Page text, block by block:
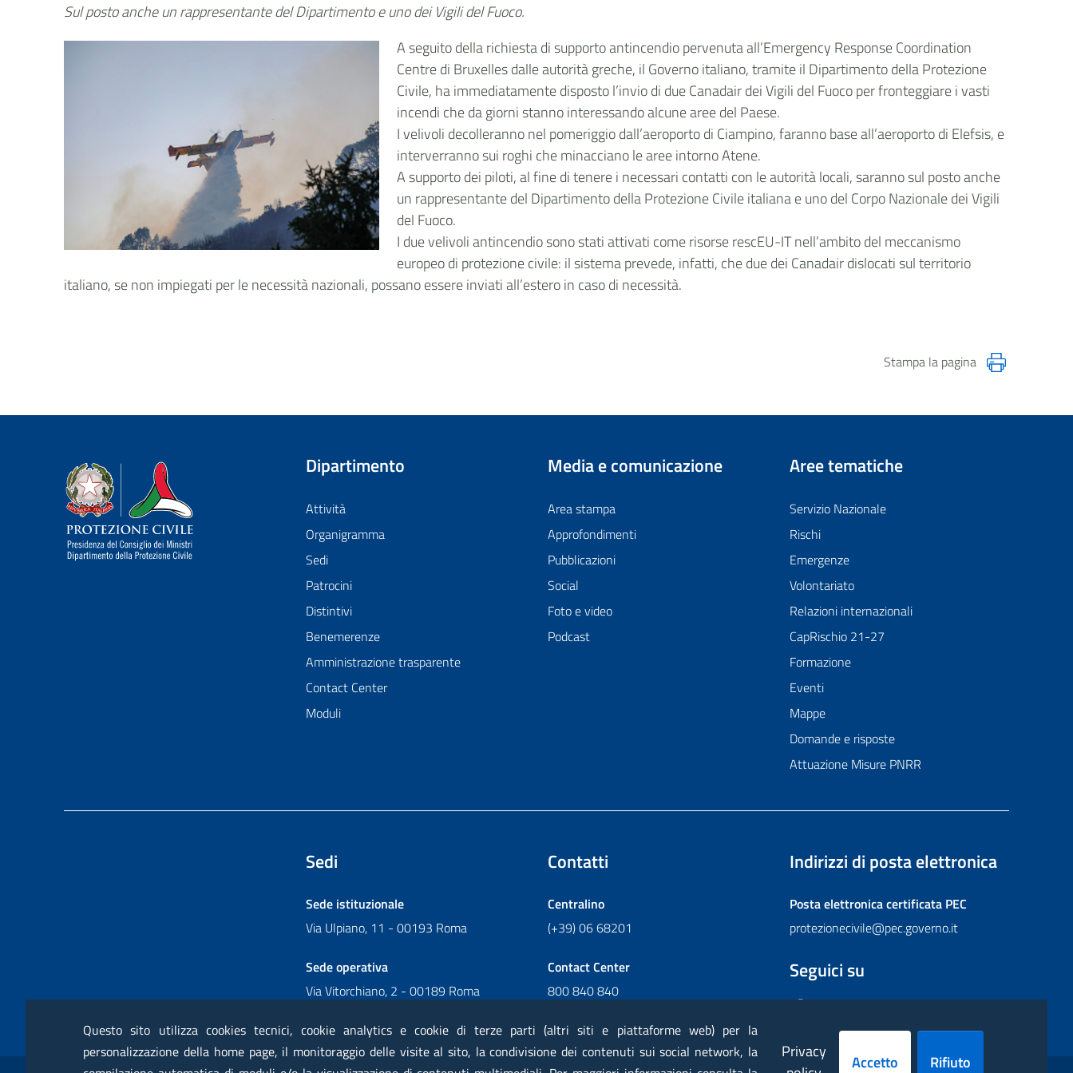
Sul posto anche un rappresentante del Dipartimento e uno dei Vigili del Fuoco.
A seguito della richiesta di supporto antincendio pervenuta all’Emergency Response Coordination
Centre di Bruxelles dalle autorità greche, il Governo italiano, tramite il Dipartimento della Protezione
Civile, ha immediatamente disposto l’invio di due Canadair dei Vigili del Fuoco per fronteggiare i vasti
incendi che da giorni stanno interessando alcune aree del Paese.
I velivoli decolleranno nel pomeriggio dall’aeroporto di Ciampino, faranno base all’aeroporto di Elefsis, e
interverranno sui roghi che minacciano le aree intorno Atene.
A supporto dei piloti, al fine di tenere i necessari contatti con le autorità locali, saranno sul posto anche
un rappresentante del Dipartimento della Protezione Civile italiana e uno del Corpo Nazionale dei Vigili
del Fuoco.
I due velivoli antincendio sono stati attivati come risorse rescEU-IT nell’ambito del meccanismo
europeo di protezione civile: il sistema prevede, infatti, che due dei Canadair dislocati sul territorio
italiano, se non impiegati per le necessità nazionali, possano essere inviati all’estero in caso di necessità.
Stampa la pagina
Dipartimento della Protezione Civile
Dipartimento
Attività
Organigramma
Sedi
Patrocini
Distintivi
Benemerenze
Amministrazione trasparente
Contact Center
Moduli
Media e comunicazione
Area stampa
Approfondimenti
Pubblicazioni
Social
Foto e video
Podcast
Aree tematiche
Servizio Nazionale
Rischi
Emergenze
Volontariato
Relazioni internazionali
CapRischio 21-27
Formazione
Eventi
Mappe
Domande e risposte
Attuazione Misure PNRR
Sedi
Sede istituzionale
Via Ulpiano, 11 - 00193 Roma
Sede operativa
Via Vitorchiano, 2 - 00189 Roma
Contatti
Centralino
(+39) 06 68201
Contact Center
800 840 840
Indirizzi di posta elettronica
Posta elettronica certificataPEC
protezionecivile@pec.governo.it
Seguici su
FacebookInstagram
TwitterYouTubeFlickr
Sezione Link Utili
Questo sito utilizza cookies tecnici, cookie analytics e cookie di terze parti (altri siti e piattaforme web) per la
personalizzazione della home page, il monitoraggio delle visite al sito, la condivisione dei contenuti sui social network, la
Privacy
Accetto Rifiuto